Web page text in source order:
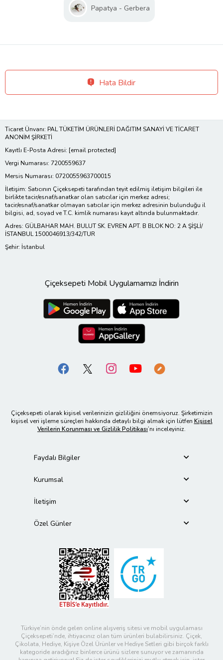
Papatya - Gerbera
Hata Bildir
Ticaret Ünvanı: PAL TÜKETİM ÜRÜNLERİ DAĞITIM SANAYİ VE TİCARET
ANONİM ŞİRKETİ
Kayıtlı E-Posta Adresi: [email protected]
Vergi Numarası: 7200559637
Mersis Numarası: 0720055963700015
İletişim: Satıcının Çiçeksepeti tarafından teyit edilmiş iletişim bilgileri ile
birlikte tacir/esnaf/sanatkar olan satıcılar için merkez adresi;
tacir/esnaf/sanatkar olmayan satıcılar için merkez adresinin bulunduğu il
bilgisi, ad, soyad ve T.C. kimlik numarası kayıt altında bulunmaktadır.
Adres: GÜLBAHAR MAH. BULUT SK. EVREN APT. B BLOK NO: 2 A ŞİŞLİ/
İSTANBUL 1500046913/342/TUR
Şehir: İstanbul
Çiçeksepeti Mobil Uygulamamızı İndirin
Çiçeksepeti olarak kişisel verilerinizin gizliliğini önemsiyoruz. Şirketimizin
kişisel veri işleme süreçleri hakkında detaylı bilgi almak için lütfen Kişisel
Verilerin Korunması ve Gizlilik Politikası’nı inceleyiniz.
Faydalı Bilgiler
Kurumsal
İletişim
Özel Günler
Türkiye’nin önde gelen online alışveriş sitesi ve mobil uygulaması
Çiçeksepeti’nde, ihtiyacınız olan tüm ürünleri bulabilirsiniz. Çiçek,
Çikolata, Hediye, Kişiye Özel Ürünler ve Hediye Setleri gibi birçok farklı
kategoride aradığınız binlerce ürünü sizlere sunuyor ve zamanında